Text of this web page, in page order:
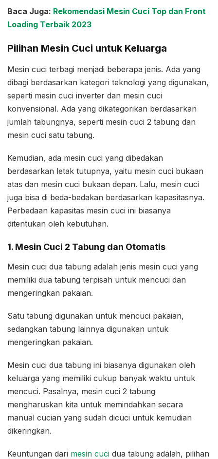
Baca Juga: Rekomendasi Mesin Cuci Top dan Front
Loading Terbaik 2023
Pilihan Mesin Cuci untuk Keluarga
Mesin cuci terbagi menjadi beberapa jenis. Ada yang
dibagi berdasarkan kategori teknologi yang digunakan,
seperti mesin cuci inverter dan mesin cuci
konvensional. Ada yang dikategorikan berdasarkan
jumlah tabungnya, seperti mesin cuci 2 tabung dan
mesin cuci satu tabung.
Kemudian, ada mesin cuci yang dibedakan
berdasarkan letak tutupnya, yaitu mesin cuci bukaan
atas dan mesin cuci bukaan depan. Lalu, mesin cuci
juga bisa di beda-bedakan berdasarkan kapasitasnya.
Perbedaan kapasitas mesin cuci ini biasanya
ditentukan oleh kebutuhan.
1. Mesin Cuci 2 Tabung dan Otomatis
Mesin cuci dua tabung adalah jenis mesin cuci yang
memiliki dua tabung terpisah untuk mencuci dan
mengeringkan pakaian.
Satu tabung digunakan untuk mencuci pakaian,
sedangkan tabung lainnya digunakan untuk
mengeringkan pakaian.
Mesin cuci dua tabung ini biasanya digunakan oleh
keluarga yang memiliki cukup banyak waktu untuk
mencuci. Pasalnya, mesin cuci 2 tabung
mengharuskan kita untuk memindahkan secara
manual cucian yang sudah dicuci untuk kemudian
dikeringkan.
Keuntungan dari mesin cuci dua tabung adalah, pilihan